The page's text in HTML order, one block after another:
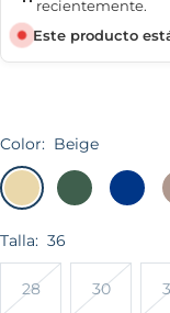
recientemente.
Este producto
Color: Beige
Beige
Verde Acero
Talla: 36
28 30